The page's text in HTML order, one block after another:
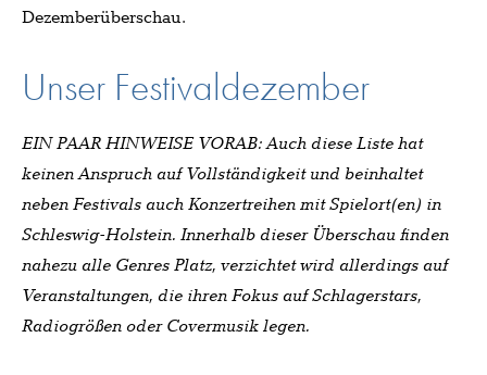
Dezemberüberschau.
Unser Festivaldezember
EIN PAAR HINWEISE VORAB:Auch diese Liste hat
keinen Anspruch auf Vollständigkeit und beinhaltet
neben Festivals auch Konzertreihen mit Spielort(en) in
Schleswig-Holstein. Innerhalb dieser Überschau finden
nahezu alle Genres Platz, verzichtet wird allerdings auf
Veranstaltungen, die ihren Fokus auf Schlagerstars,
Radiogrößen oder Covermusik legen.